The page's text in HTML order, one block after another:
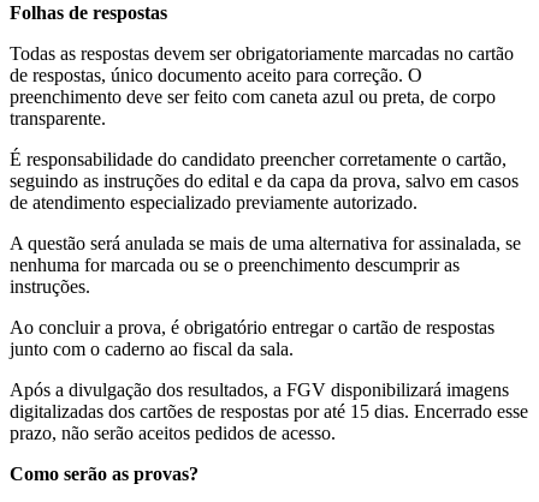
Folhas de respostas
Todas as respostas devem ser obrigatoriamente marcadas no cartão
de respostas, único documento aceito para correção. O
preenchimento deve ser feito com caneta azul ou preta, de corpo
transparente.
É responsabilidade do candidato preencher corretamente o cartão,
seguindo as instruções do edital e da capa da prova, salvo em casos
de atendimento especializado previamente autorizado.
A questão será anulada se mais de uma alternativa for assinalada, se
nenhuma for marcada ou se o preenchimento descumprir as
instruções.
Ao concluir a prova, é obrigatório entregar o cartão de respostas
junto com o caderno ao fiscal da sala.
Após a divulgação dos resultados, a FGV disponibilizará imagens
digitalizadas dos cartões de respostas por até 15 dias. Encerrado esse
prazo, não serão aceitos pedidos de acesso.
Como serão as provas?